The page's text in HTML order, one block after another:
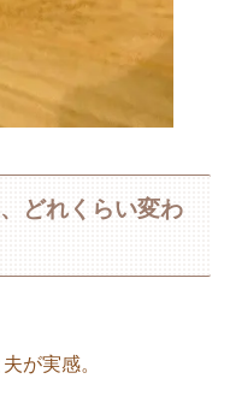
どれくらい変わ
夫が実感。